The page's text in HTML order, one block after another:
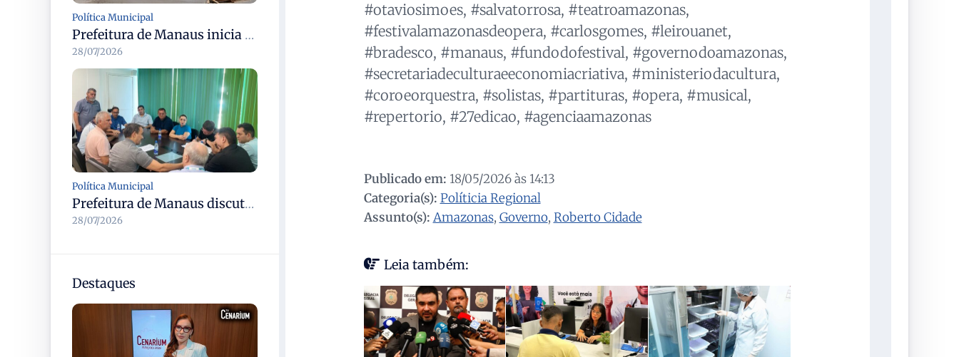
Política Municipal
Prefeitura de Manaus inicia revitalização dos canteiros centrais em dez corredores viários da cidade
28/07/2026
Política Municipal
Prefeitura de Manaus discute modernização do transporte complementar e renovação da frota com cooperativas
28/07/2026
Destaques
#otaviosimoes, #salvatorrosa, #teatroamazonas,
#festivalamazonasdeopera, #carlosgomes, #leirouanet,
#bradesco, #manaus, #fundodofestival, #governodoamazonas,
#secretariadeculturaeeconomiacriativa, #ministeriodacultura,
#coroeorquestra, #solistas, #partituras, #opera, #musical,
#repertorio, #27edicao, #agenciaamazonas
Publicado em: 18/05/2026 às 14:13
Categoria(s): Políticia Regional
Assunto(s): Amazonas, Governo, Roberto Cidade
Leia também: